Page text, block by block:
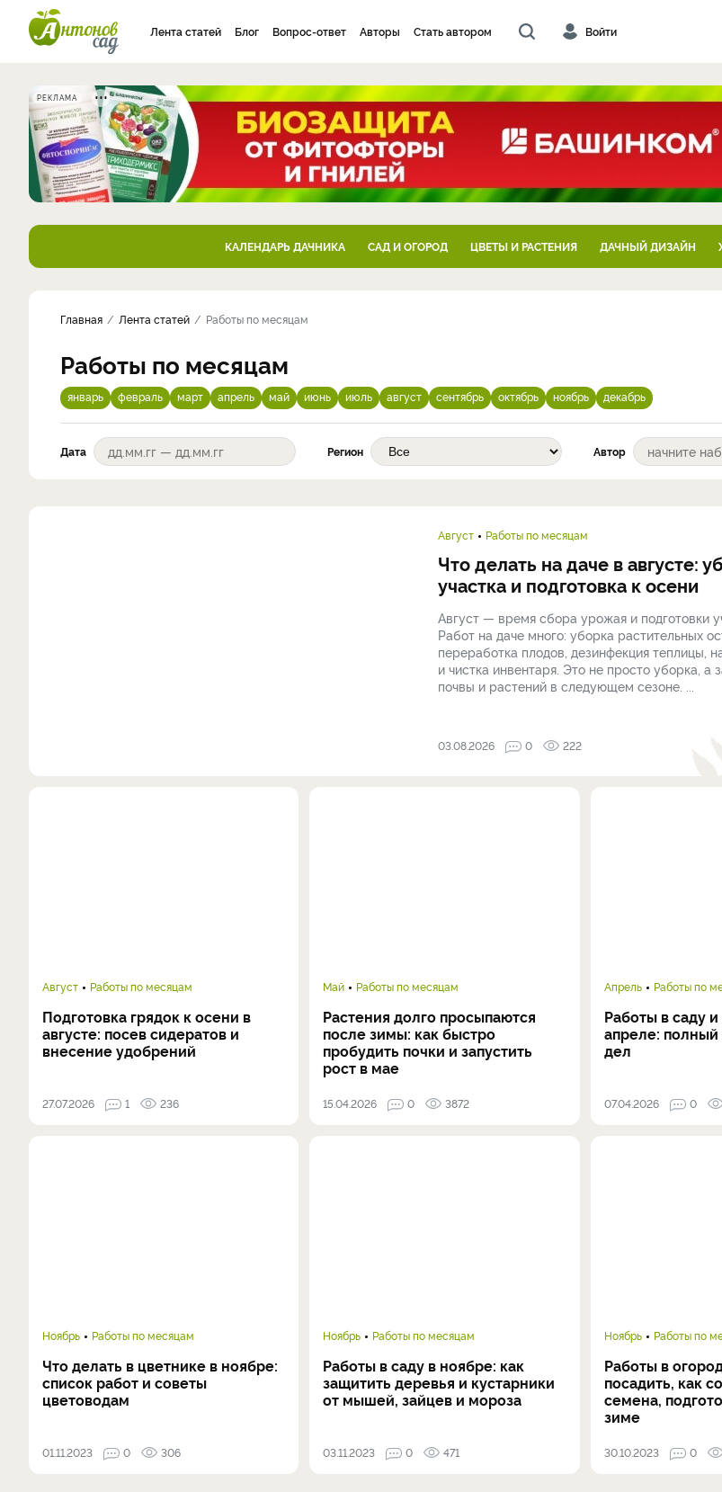
Лента статей Блог Вопрос-ответ Авторы Стать автором Войти
РЕКЛАМА
КАЛЕНДАРЬ ДАЧНИКА САД И ОГОРОД ЦВЕТЫ И РАСТЕНИЯ ДАЧНЫЙ ДИЗАЙН
Главная Лента статей Работы по месяцам
Работы по месяцам
январь февраль март апрель май июнь июль август сентябрь октябрь ноябрь декабрь
Дата Регион Автор
Август Работы по месяцам
Что делать на даче в августе:
участка и подготовка к осени
Август — время сбора урожая и подготовки
Работ на даче много: уборка растительных
переработка плодов, дезинфекция теплицы,
и чистка инвентаря. Это не просто уборка, а
почвы и растений в следующем сезоне. ...
03.08.2026 0 222
Август Работы по месяцам
Подготовка грядок к осени в
августе: посев сидератов и
внесение удобрений
27.07.2026 1 236
Май Работы по месяцам
Растения долго просыпаются
после зимы: как быстро
пробудить почки и запустить
рост в мае
15.04.2026 0 3872
Апрель Работы по
Работы в саду
апреле:
дел
07.04.2026 0
Ноябрь Работы по месяцам
Что делать в цветнике в ноябре:
список работ и советы
цветоводам
01.11.2023 0 306
Ноябрь Работы по месяцам
Работы в саду в ноябре: как
защитить деревья и кустарники
от мышей, зайцев и мороза
03.11.2023 0 471
Ноябрь Работы по
Работы в
посадить, как
семена,
зиме
30.10.2023 0